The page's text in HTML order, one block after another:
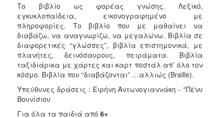
Το βιβλίο ως φορέας γνώσης. Λεξικό,
εγκυκλοπαίδεια, εικονογραφημένο με
πληροφορίες. Το βιβλίο που με μαθαίνει να
διαβάζω, να αναγνωρίζω, να μεγαλώνω. Βιβλία σε
διαφορετικές “γλώσσες”, βιβλία επιστημονικά, με
πλανήτες, δεινόσαυρους, πειράματα. Βιβλία
ταξιδιάρικα με χάρτες και καρτ ποστάλ απ’ όλο τον
κόσμο. Βιβλία που “διαβάζονται” …αλλιώς (Braille).
Υπεύθυνες δράσεις : Ειρήνη Αντωνογιαννάκη - °Πένυ
Βουνίσιου
Για όλα τα παιδιά από 6+